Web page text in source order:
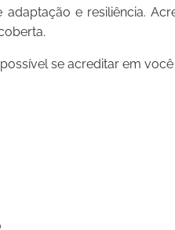
e resiliência.
se acreditar em